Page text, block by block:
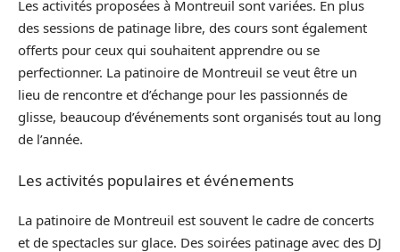
Les activités proposées à Montreuil sont variées. En plus
des sessions de patinage libre, des cours sont également
offerts pour ceux qui souhaitent apprendre ou se
perfectionner. La patinoire de Montreuil se veut être un
lieu de rencontre et d’échange pour les passionnés de
glisse, beaucoup d’événements sont organisés tout au long
de l’année.
Les activités populaires et événements
La patinoire de Montreuil est souvent le cadre de concerts
et de spectacles sur glace. Des soirées patinage avec des DJ